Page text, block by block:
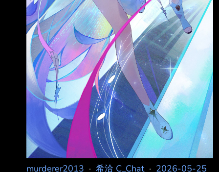
murderer2013 · 希洽 C_Chat· 2026-05-25